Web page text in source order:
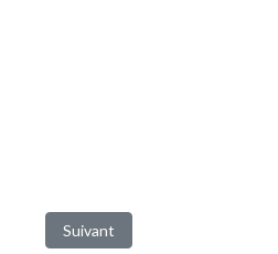
Article suivant : Les Cowboys
Suivant